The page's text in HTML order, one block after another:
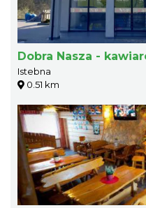
Dobra Nasza -
Istebna
0.51 km